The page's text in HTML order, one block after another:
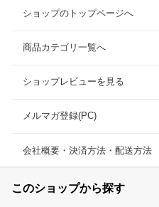
ショップのトップページへ
商品カテゴリ一覧へ
ショップレビューを見る
メルマガ登録(PC)
会社概要・決済方法・配送方法
このショップから探す